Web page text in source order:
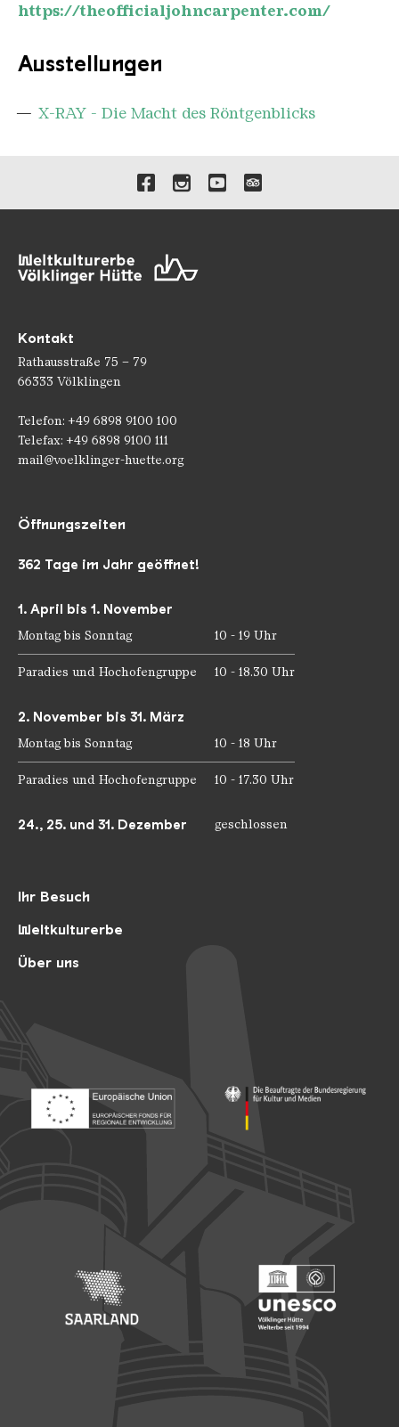
https://theofficialjohncarpenter.com/
Ausstellungen
X-RAY - Die Macht des Röntgenblicks
Verlinkungen zu unseren
Kontakt
Rathausstraße 75 – 79
66333 Völklingen
Telefon: +49 6898 9100 100
Telefax: +49 6898 9100 111
mail@voelklinger-huette.org
Ihr Besuch
Weltkulturerbe
Über uns
Öffnungszeiten
362 Tage im Jahr geöffnet!
1. April bis 1. November
Montag bis Sonntag 10 - 19 Uhr
Paradies und Hochofengruppe 10 - 18.30 Uhr
2. November bis 31. März
Montag bis Sonntag 10 - 18 Uhr
Paradies und Hochofengruppe 10 - 17.30 Uhr
24., 25. und 31. Dezember geschlossen